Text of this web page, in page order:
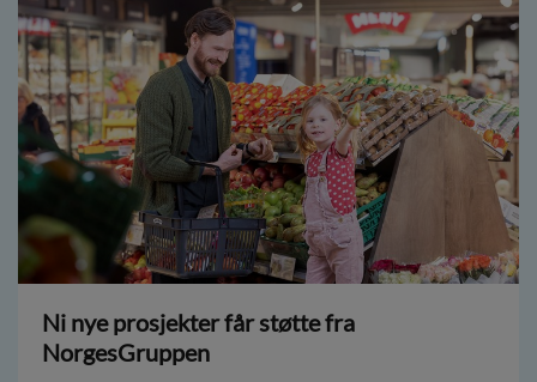
Ni nye prosjekter får støtte fra
NorgesGruppen